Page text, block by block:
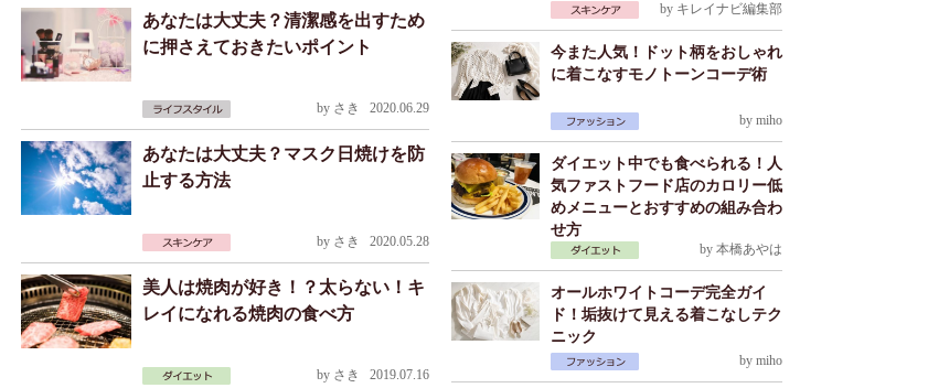
あなたは大丈夫？清潔感を出すため
に押さえておきたいポイント
by さき 2020.06.29
あなたは大丈夫？マスク日焼けを防
止する方法
by さき 2020.05.28
美人は焼肉が好き！？太らない！キ
レイになれる焼肉の食べ方
by さき 2019.07.16
by キレイナビ編集部
今また人気！ドット柄をおしゃれ
に着こなすモノトーンコーデ術
by miho
ダイエット中でも食べられる！人
気ファストフード店のカロリー低
めメニューとおすすめの組み合わ
せ方
by 本橋あやは
オールホワイトコーデ完全ガイ
ド！垢抜けて見える着こなしテク
ニック
by miho